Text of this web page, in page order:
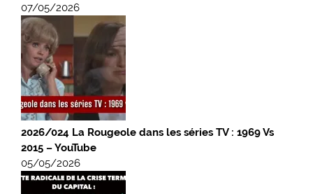
07/05/2026
2026/024 La Rougeole dans les séries TV : 1969 Vs
2015 – YouTube
05/05/2026